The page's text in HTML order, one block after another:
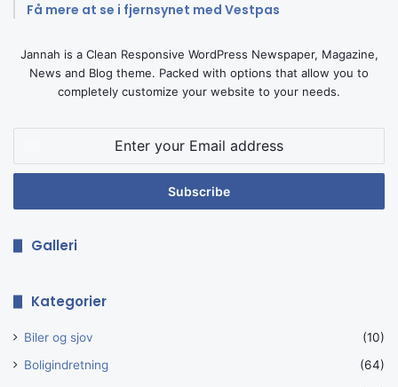
Få mere at se i fjernsynet med Vestpas
Jannah is a Clean Responsive WordPress Newspaper, Magazine,
News and Blog theme. Packed with options that allow you to
completely customize your website to your needs.
Email
Galleri
Kategorier
Biler og sjov
(10)
Boligindretning
(64)